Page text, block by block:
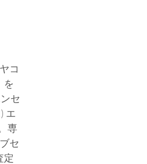
コ
を
セ
エ
専
セ
定